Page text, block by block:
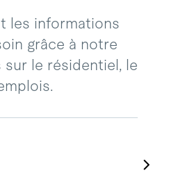
les informations
grâce à notre
le résidentiel, le